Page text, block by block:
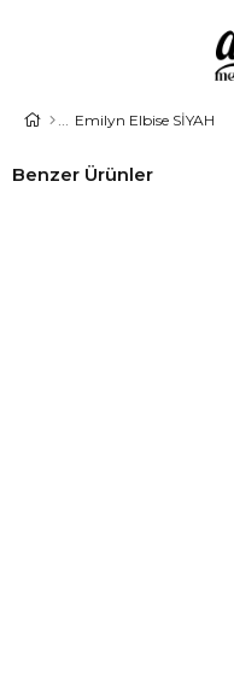
Emilyn Elbise SİYAH
Benzer Ürünler